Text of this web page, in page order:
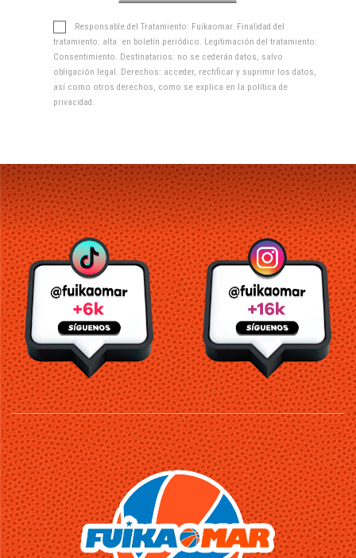
Responsable del Tratamiento: Fuikaomar. Finalidad del
tratamiento: alta en boletín periódico. Legitimación del tratamiento:
Consentimiento. Destinatarios: no se cederán datos, salvo
obligación legal. Derechos: acceder, rectificar y suprimir los datos,
así como otros derechos, como se explica en la política de
privacidad .